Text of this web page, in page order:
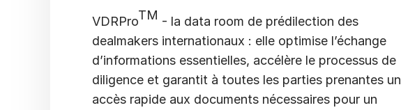
VDRProTM - la data room de prédilection des
dealmakers internationaux : elle optimise l’échange
d’informations essentielles, accélère le processus de
diligence et garantit à toutes les parties prenantes un
accès rapide aux documents nécessaires pour un